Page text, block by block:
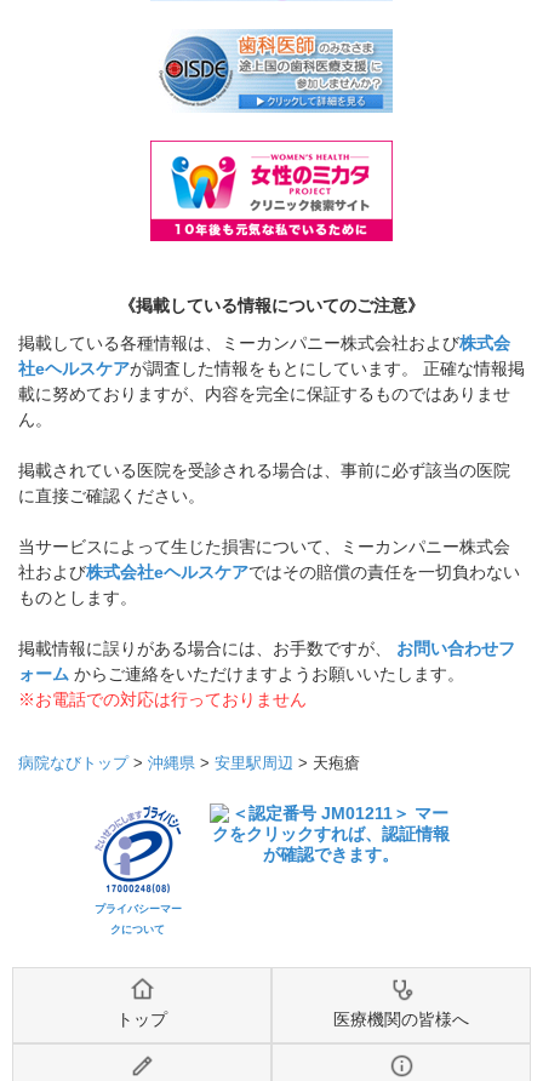
《掲載している情報についてのご注意》
掲載している各種情報は、ミーカンパニー株式会社および株式会
社eヘルスケアが調査した情報をもとにしています。 正確な情報掲
載に努めておりますが、内容を完全に保証するものではありませ
ん。
掲載されている医院を受診される場合は、事前に必ず該当の医院
に直接ご確認ください。
当サービスによって生じた損害について、ミーカンパニー株式会
社および株式会社eヘルスケアではその賠償の責任を一切負わない
ものとします。
掲載情報に誤りがある場合には、お手数ですが、 お問い合わせフ
ォーム からご連絡をいただけますようお願いいたします。
※お電話での対応は行っておりません
病院なびトップ> 沖縄県 > 安里駅周辺 > 天疱瘡
プライバシーマー
クについて
トップ 医療機関の皆様へ